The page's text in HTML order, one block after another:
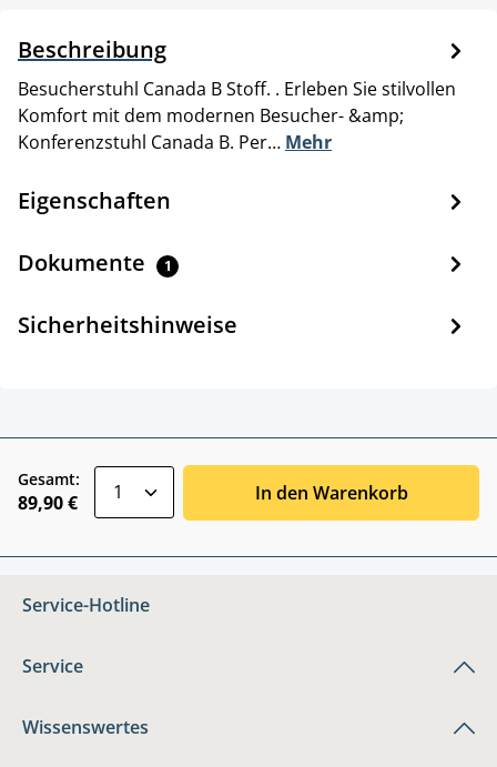
Beschreibung
Besucherstuhl Canada B Stoff. . Erleben Sie stilvollen
Komfort mit dem modernen Besucher- &amp;
Konferenzstuhl Canada B. Per… Mehr
Eigenschaften
Dokumente 1
Sicherheitshinweise
Gesamt:
89,90 € In den Warenkorb
Service-Hotline
Service
Wissenswertes